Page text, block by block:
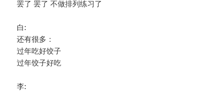
罢了 罢了 不做排列练习了
白:
还有很多：
过年吃好饺子
过年饺子好吃
李: